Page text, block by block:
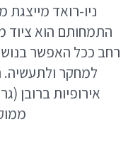
ניו-רואד
התמחותם הוא ציוד
רחב ככל האפשר
למחקר ולתעשיה.
אירופיות ברובן